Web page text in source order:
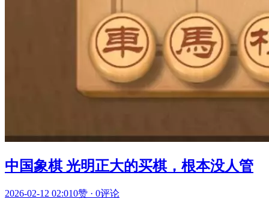
中国象棋 光明正大的买棋，根本没人管
2026-02-12 02:010赞 · 0评论